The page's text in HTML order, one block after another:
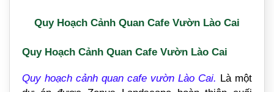
Quy Hoạch Cảnh Quan Cafe Vườn Lào Cai
Quy Hoạch Cảnh Quan Cafe Vườn Lào Cai
Quy hoạch cảnh quan cafe vườn Lào Cai. Là một